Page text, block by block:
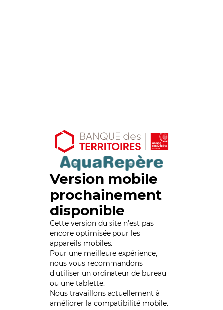
Version mobile
prochainement
disponible
Cette version du site n’est pas
encore optimisée pour les
appareils mobiles.
Pour une meilleure expérience,
nous vous recommandons
d'utiliser un ordinateur de bureau
ou une tablette.
Nous travaillons actuellement à
améliorer la compatibilité mobile.